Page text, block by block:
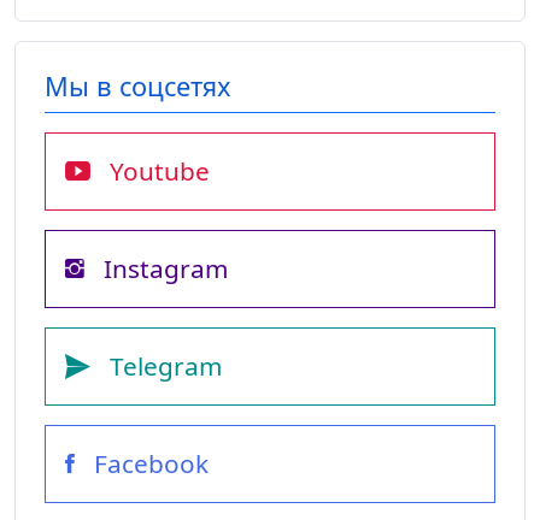
Мы в соцсетях
Youtube
Instagram
Telegram
Facebook